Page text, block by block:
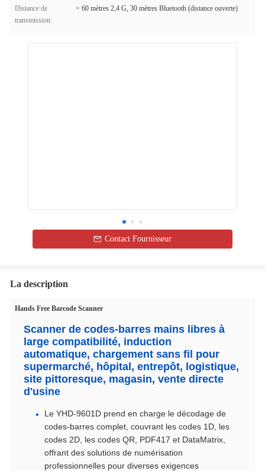
Distance de
transmission:
> 60 mètres 2,4 G, 30 mètres Bluetooth (distance ouverte)
Contact Fournisseur
La description
Hands Free Barcode Scanner
Scanner de codes-barres mains libres à
large compatibilité, induction
automatique, chargement sans fil pour
supermarché, hôpital, entrepôt, logistique,
site pittoresque, magasin, vente directe
d'usine
Le YHD-9601D prend en charge le décodage de
codes-barres complet, couvrant les codes 1D, les
codes 2D, les codes QR, PDF417 et DataMatrix,
offrant des solutions de numérisation
professionnelles pour diverses exigences